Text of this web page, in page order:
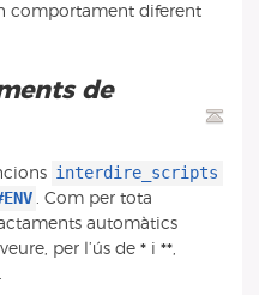
comportament diferent
de
interdire_scripts
. Com per tota
automàtics
per l’ús de* i**